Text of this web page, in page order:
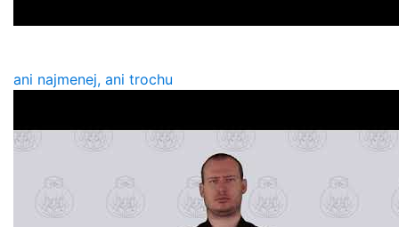
ani najmenej, ani trochu